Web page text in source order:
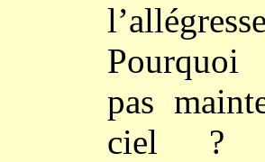
Pourquoi
pas
ciel ?